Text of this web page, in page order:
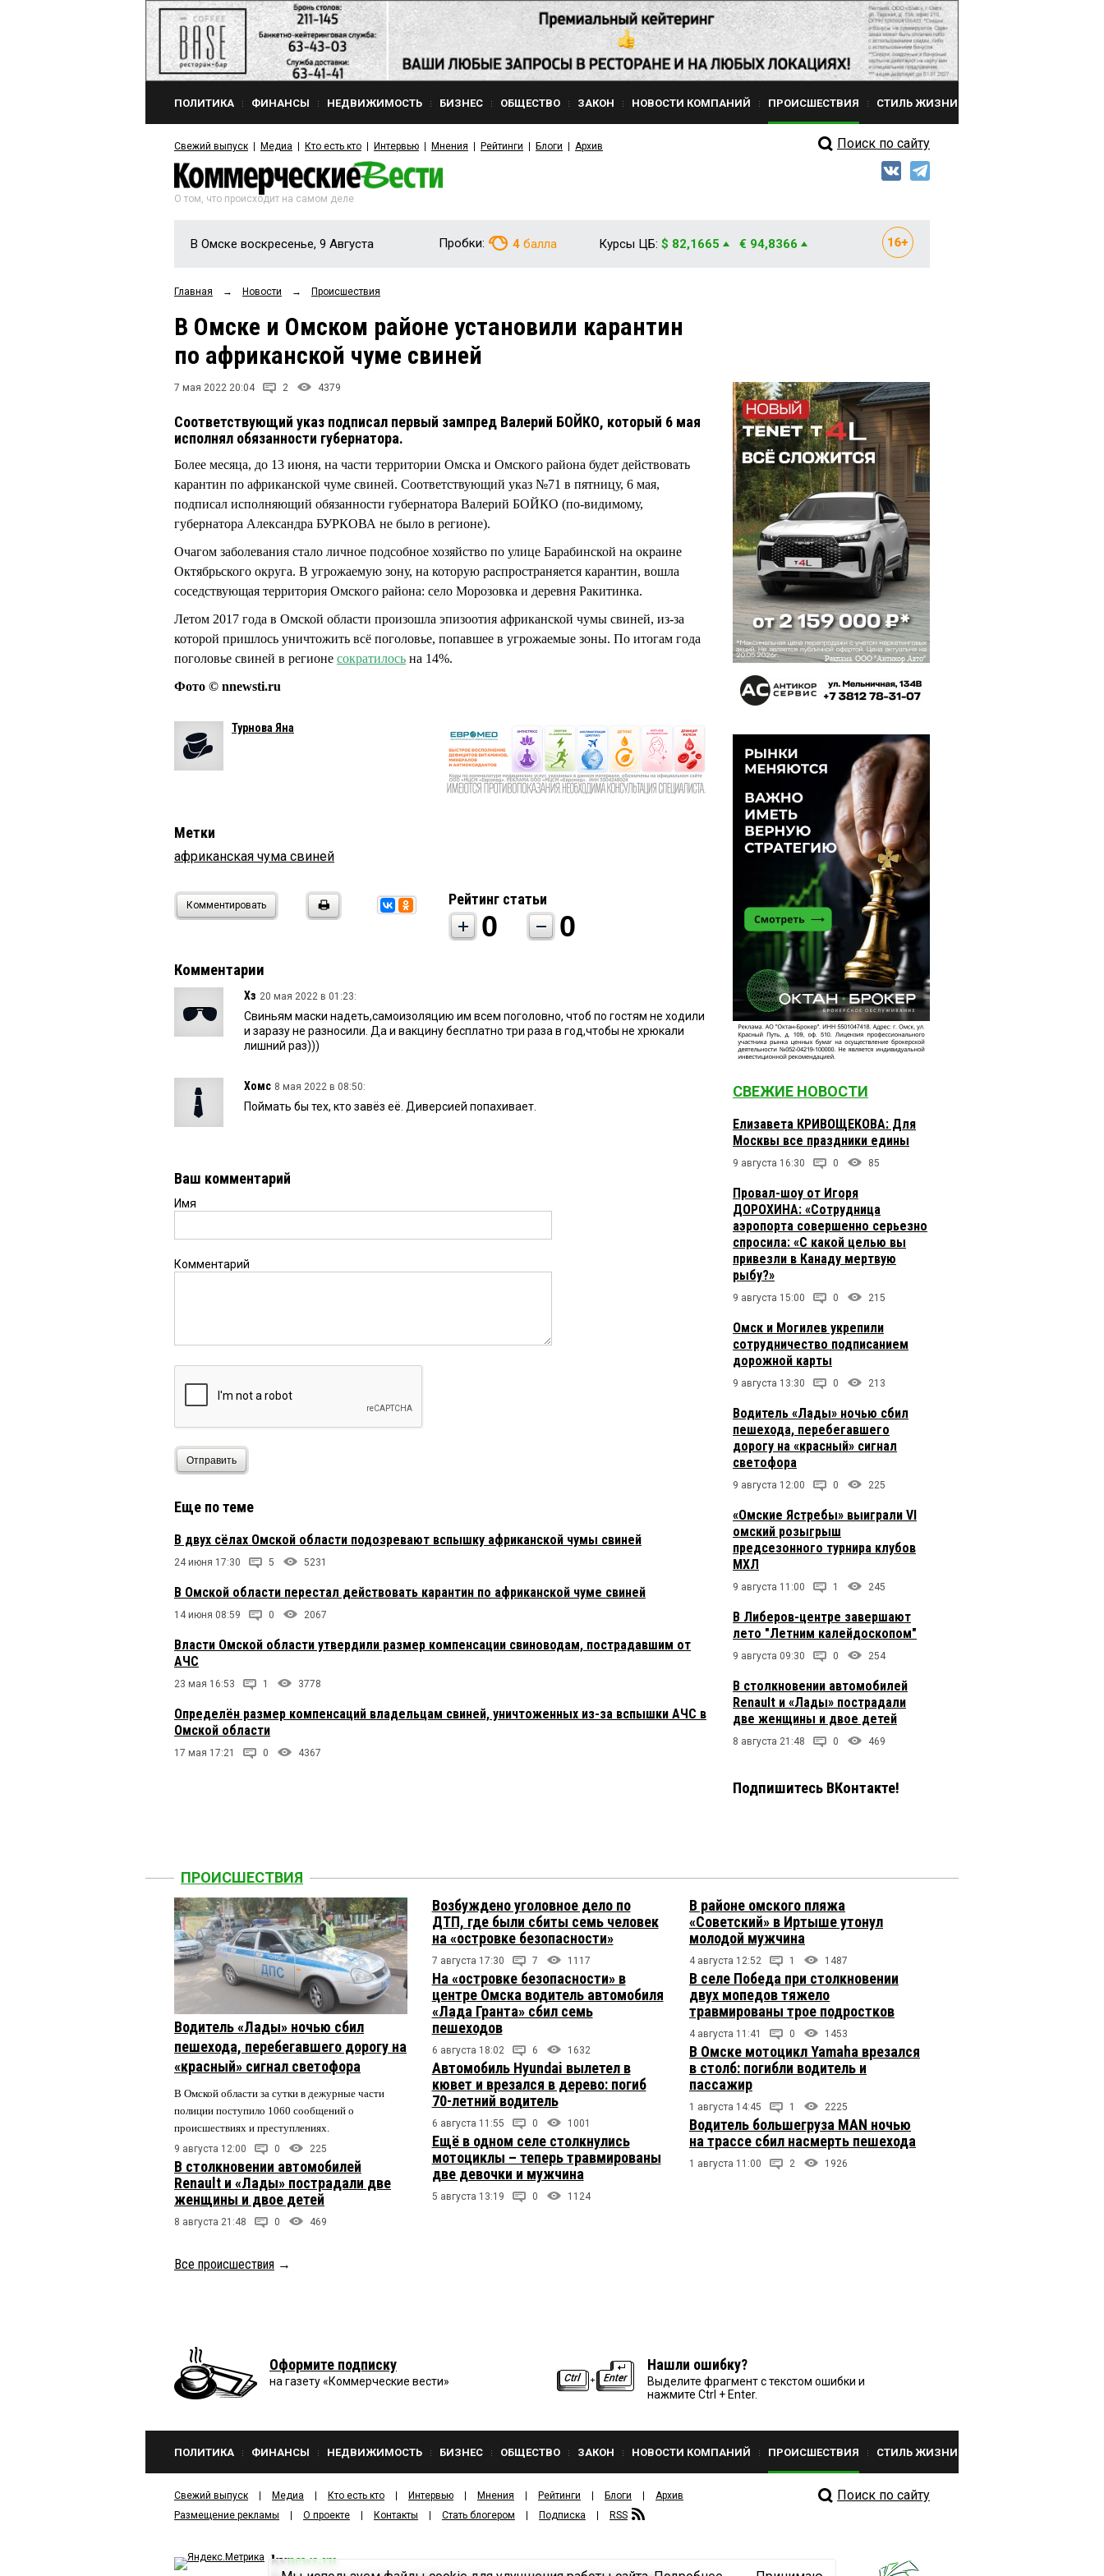
ПОЛИТИКА ФИНАНСЫ НЕДВИЖИМОСТЬ БИЗНЕС ОБЩЕСТВО ЗАКОН НОВОСТИ КОМПАНИЙ ПРОИСШЕСТВИЯ СТИЛЬ ЖИЗНИ
Свежий выпуск Медиа Кто есть кто Интервью Мнения Рейтинги Блоги Архив Поиск по сайту
О том, что происходит на самом деле
В Омске воскресенье, 9 Августа Пробки: 4 балла Курсы ЦБ: $ 82,1665 € 94,8366
Главная → Новости → Происшествия
В Омске и Омском районе установили карантин
по африканской чуме свиней
7 мая 2022 20:04 2 4379
Соответствующий указ подписал первый зампред Валерий БОЙКО, который 6 мая
исполнял обязанности губернатора.
Более месяца, до 13 июня, на части территории Омска и Омского района будет действовать
карантин по африканской чуме свиней. Соответствующий указ №71 в пятницу, 6 мая,
подписал исполняющий обязанности губернатора Валерий БОЙКО (по-видимому,
губернатора Александра БУРКОВА не было в регионе).
Очагом заболевания стало личное подсобное хозяйство по улице Барабинской на окраине
Октябрьского округа. В угрожаемую зону, на которую распространяется карантин, вошла
соседствующая территория Омского района: село Морозовка и деревня Ракитинка.
Летом 2017 года в Омской области произошла эпизоотия африканской чумы свиней, из-за
которой пришлось уничтожить всё поголовье, попавшее в угрожаемые зоны. По итогам года
поголовье свиней в регионе сократилось на 14%.
Фото © nnewsti.ru
Турнова Яна
Метки
африканская чума свиней
Комментировать Рейтинг статьи
0 0
Комментарии
Хз 20 мая 2022 в 01:23:
Свиньям маски надеть,самоизоляцию им всем поголовно, чтоб по гостям не ходили
и заразу не разносили. Да и вакцину бесплатно три раза в год,чтобы не хрюкали
лишний раз)))
Хомс 8 мая 2022 в 08:50:
Поймать бы тех, кто завёз её. Диверсией попахивает.
Ваш комментарий
Имя
Комментарий
Отправить
Еще по теме
В двух сёлах Омской области подозревают вспышку африканской чумы свиней
24 июня 17:30 5 5231
В Омской области перестал действовать карантин по африканской чуме свиней
14 июня 08:59 0 2067
Власти Омской области утвердили размер компенсации свиноводам, пострадавшим от
АЧС
23 мая 16:53 1 3778
Определён размер компенсаций владельцам свиней, уничтоженных из-за вспышки АЧС в
Омской области
17 мая 17:21 0 4367
СВЕЖИЕ НОВОСТИ
Елизавета КРИВОЩЕКОВА: Для
Москвы все праздники едины
9 августа 16:30 0 85
Провал-шоу от Игоря
ДОРОХИНА: «Сотрудница
аэропорта совершенно серьезно
спросила: «С какой целью вы
привезли в Канаду мертвую
рыбу?»
9 августа 15:00 0 215
Омск и Могилев укрепили
сотрудничество подписанием
дорожной карты
9 августа 13:30 0 213
Водитель «Лады» ночью сбил
пешехода, перебегавшего
дорогу на «красный» сигнал
светофора
9 августа 12:00 0 225
«Омские Ястребы» выиграли VI
омский розыгрыш
предсезонного турнира клубов
МХЛ
9 августа 11:00 1 245
В Либеров-центре завершают
лето "Летним калейдоскопом"
9 августа 09:30 0 254
В столкновении автомобилей
Renault и «Лады» пострадали
две женщины и двое детей
8 августа 21:48 0 469
Подпишитесь ВКонтакте!
ПРОИСШЕСТВИЯ
Водитель «Лады» ночью сбил
пешехода, перебегавшего дорогу на
«красный» сигнал светофора
В Омской области за сутки в дежурные части
полиции поступило 1060 сообщений о
происшествиях и преступлениях.
9 августа 12:00 0 225
В столкновении автомобилей
Renault и «Лады» пострадали две
женщины и двое детей
8 августа 21:48 0 469
Возбуждено уголовное дело по
ДТП, где были сбиты семь человек
на «островке безопасности»
7 августа 17:30 7 1117
На «островке безопасности» в
центре Омска водитель автомобиля
«Лада Гранта» сбил семь
пешеходов
6 августа 18:02 6 1632
Автомобиль Hyundai вылетел в
кювет и врезался в дерево: погиб
70-летний водитель
6 августа 11:55 0 1001
Ещё в одном селе столкнулись
мотоциклы – теперь травмированы
две девочки и мужчина
5 августа 13:19 0 1124
В районе омского пляжа
«Советский» в Иртыше утонул
молодой мужчина
4 августа 12:52 1 1487
В селе Победа при столкновении
двух мопедов тяжело
травмированы трое подростков
4 августа 11:41 0 1453
В Омске мотоцикл Yamaha врезался
в столб: погибли водитель и
пассажир
1 августа 14:45 1 2225
Водитель большегруза MAN ночью
на трассе сбил насмерть пешехода
1 августа 11:00 2 1926
Все происшествия →
Оформите подписку
на газету «Коммерческие вести»
Нашли ошибку?
Выделите фрагмент с текстом ошибки и
нажмите Ctrl + Enter.
ПОЛИТИКА ФИНАНСЫ НЕДВИЖИМОСТЬ БИЗНЕС ОБЩЕСТВО ЗАКОН НОВОСТИ КОМПАНИЙ ПРОИСШЕСТВИЯ СТИЛЬ ЖИЗНИ
Свежий выпуск Медиа Кто есть кто Интервью Мнения Рейтинги Блоги
Архив
Размещение рекламы
О проекте Контакты Стать блогером Подписка RSS
Поиск по сайту
kvnews.ru